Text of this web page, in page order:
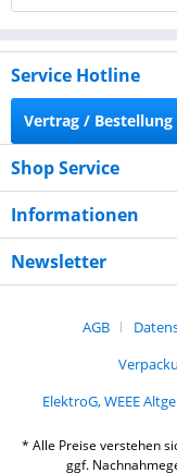
Service Hotline
Vertrag /
Shop Service
Informationen
Newsletter
AGB
ElektroG, WEEE
* Alle Preise verstehen
ggf.